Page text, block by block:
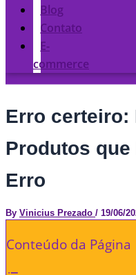
Blog
Contato
E-
commerce
Erro certeiro:
Produtos que
Erro
By Vinicius Prezado / 19/06/
Conteúdo da Página